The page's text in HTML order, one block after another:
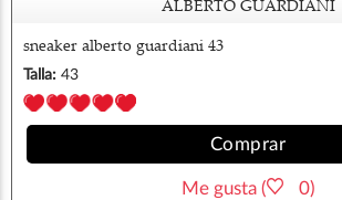
ALBERTO GUARDIANI
sneaker alberto guardiani 43
Talla: 43
Comprar
Me gusta ( 0)